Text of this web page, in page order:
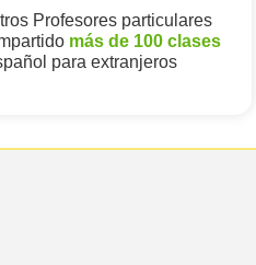
Profesores particulares
más de 100 clases
para extranjeros